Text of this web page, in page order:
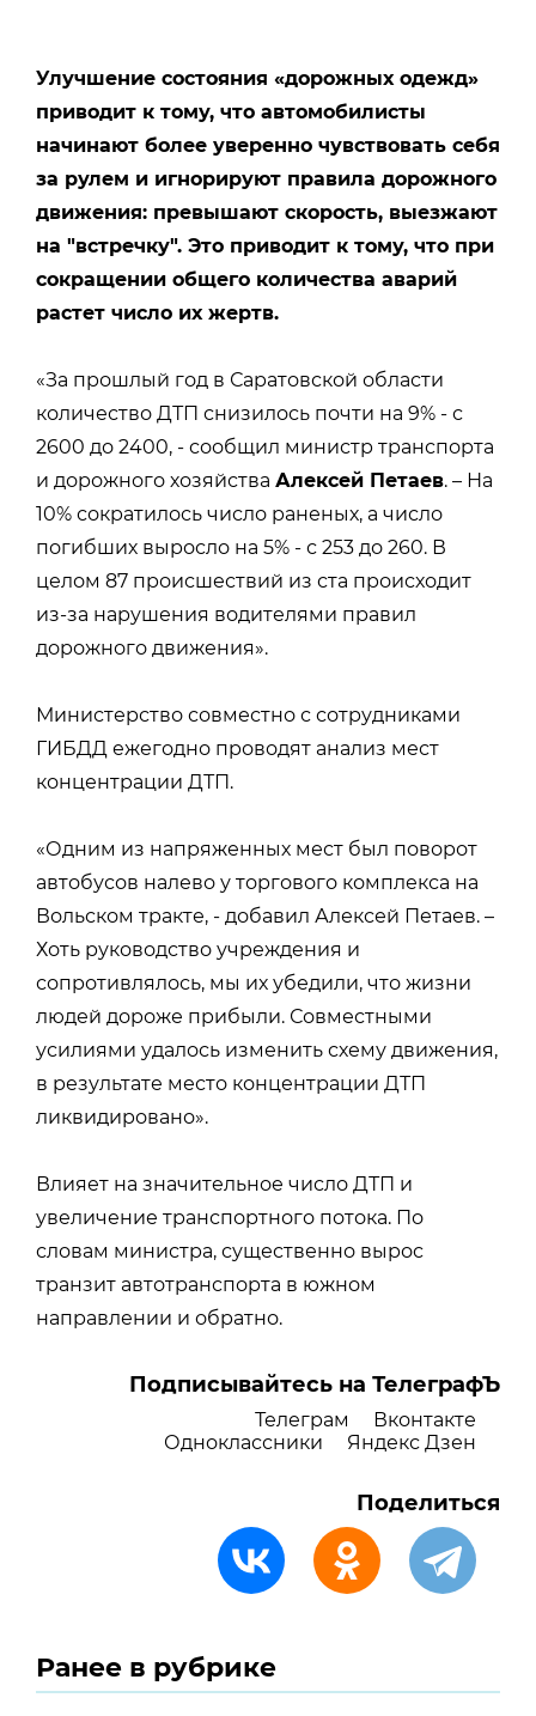
Улучшение состояния «дорожных одежд»
приводит к тому, что автомобилисты
начинают более уверенно чувствовать себя
за рулем и игнорируют правила дорожного
движения: превышают скорость, выезжают
на "встречку". Это приводит к тому, что при
сокращении общего количества аварий
растет число их жертв.
«За прошлый год в Саратовской области
количество ДТП снизилось почти на 9% - с
2600 до 2400, - сообщил министр транспорта
и дорожного хозяйства Алексей Петаев. – На
10% сократилось число раненых, а число
погибших выросло на 5% - с 253 до 260. В
целом 87 происшествий из ста происходит
из-за нарушения водителями правил
дорожного движения».
Министерство совместно с сотрудниками
ГИБДД ежегодно проводят анализ мест
концентрации ДТП.
«Одним из напряженных мест был поворот
автобусов налево у торгового комплекса на
Вольском тракте, - добавил Алексей Петаев. –
Хоть руководство учреждения и
сопротивлялось, мы их убедили, что жизни
людей дороже прибыли. Совместными
усилиями удалось изменить схему движения,
в результате место концентрации ДТП
ликвидировано».
Влияет на значительное число ДТП и
увеличение транспортного потока. По
словам министра, существенно вырос
транзит автотранспорта в южном
направлении и обратно.
Подписывайтесь на ТелеграфЪ
Телеграм
Вконтакте
Одноклассники
Яндекс Дзен
Поделиться
Ранее в рубрике